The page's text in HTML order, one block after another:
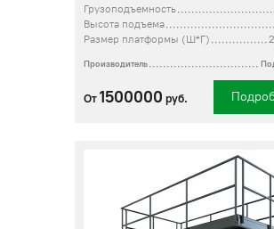
Грузоподъемность
Высота подъема
Размер платформы (Ш*Г)
Производитель
От 1500000 руб.